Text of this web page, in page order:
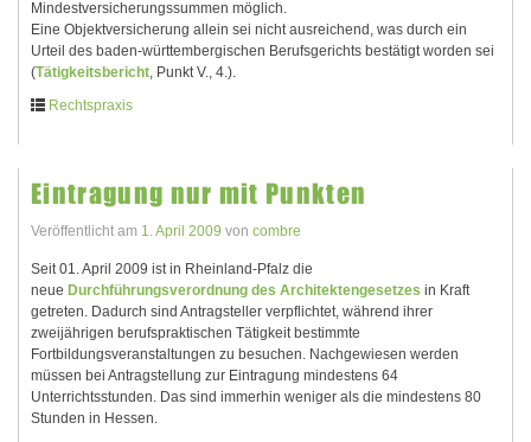
Mindestversicherungssummen möglich.
Eine Objektversicherung allein sei nicht ausreichend, was durch ein
Urteil des baden-württembergischen Berufsgerichts bestätigt worden sei
(Tätigkeitsbericht, Punkt V., 4.).
Rechtspraxis
Eintragung nur mit Punkten
Veröffentlicht am 1. April 2009 von combre
Seit 01. April 2009 ist in Rheinland-Pfalz die
neue Durchführungsverordnung des Architektengesetzes in Kraft
getreten. Dadurch sind Antragsteller verpflichtet, während ihrer
zweijährigen berufspraktischen Tätigkeit bestimmte
Fortbildungsveranstaltungen zu besuchen. Nachgewiesen werden
müssen bei Antragstellung zur Eintragung mindestens 64
Unterrichtsstunden. Das sind immerhin weniger als die mindestens 80
Stunden in Hessen.